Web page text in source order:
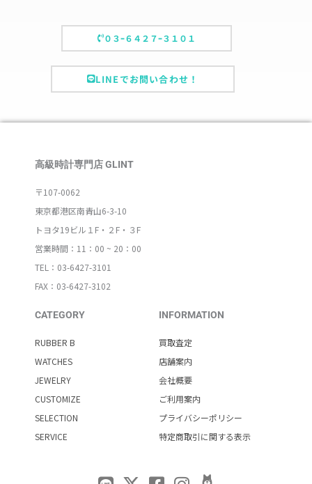
０３ｰ６４２７ｰ３１０１
LINEでお問い合わせ！
高級時計専門店 GLINT
〒107-0062
東京都港区南青山6-3-10
トヨタ19ビル１F・２F・３F
営業時間：11：00 ~ 20：00
TEL：03-6427-3101
FAX：03-6427-3102
CATEGORY
RUBBER B
WATCHES
JEWELRY
CUSTOMIZE
SELECTION
SERVICE
INFORMATION
買取査定
店舗案内
会社概要
ご利用案内
プライバシーポリシー
特定商取引に関する表示